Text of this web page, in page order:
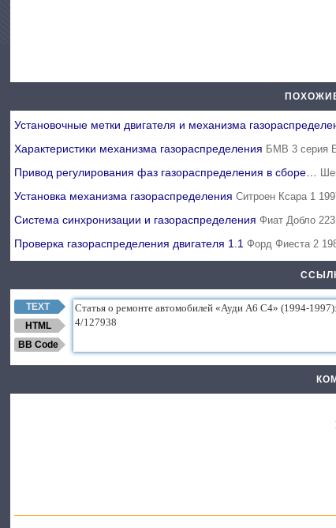
Установочные метки двигателя и механизма
Характеристики механизма газораспределения БМВ 3 серия
Привод регулирования фаз газораспределения в сборе…
Установка механизма газораспределенияСитроен Ксара 1
Система синхронизации и газораспределенияФиат Добло
Проверка газораспределения двигателя 1.1Форд Фиеста 2
TEXT
HTML
BB Code